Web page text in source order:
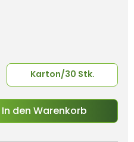
Karton/30 Stk.
den
In den Warenkorb